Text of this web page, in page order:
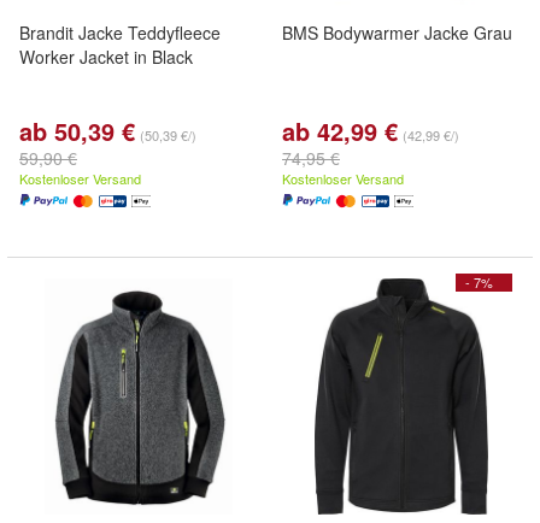
Brandit Jacke Teddyfleece
Worker Jacket in Black
ab 50,39 € (50,39 €/)
59,90 €
Kostenloser Versand
BMS Bodywarmer Jacke Grau
ab 42,99 € (42,99 €/)
74,95 €
Kostenloser Versand
- 7%